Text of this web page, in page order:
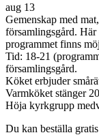
aug 13
Gemenskap med
församlingsgård.
programmet finns
Tid: 18-21
församlingsgård.
Köket erbjuder
Varmköket stänger
Höja kyrkgrupp
Du kan beställa